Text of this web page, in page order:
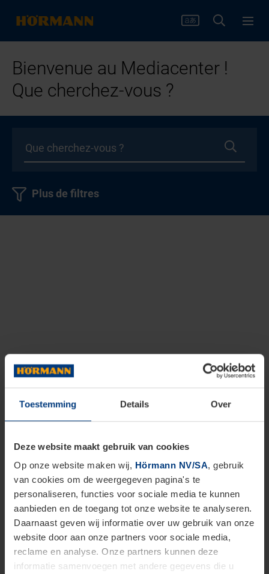
Toestemming Details Over
Deze website maakt gebruik van cookies
Op onze website maken wij, Hörmann NV/SA, gebruik
van cookies om de weergegeven pagina's te
personaliseren, functies voor sociale media te kunnen
aanbieden en de toegang tot onze website te analyseren.
Daarnaast geven wij informatie over uw gebruik van onze
website door aan onze partners voor sociale media,
reclame en analyse. Onze partners kunnen deze
informatie samenvoegen met andere gegevens die u
Bienvenue au Mediacenter !
Que cherchez-vous ?
Plus de filtres